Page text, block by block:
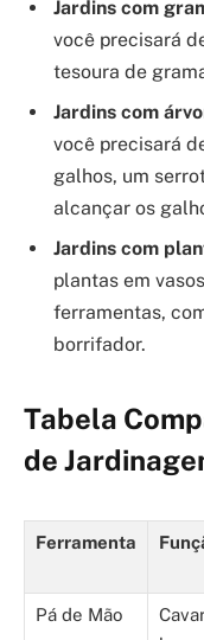
Jardins com
você precisará
tesoura de
Jardins com
você precisará
galhos, um
alcançar os
Jardins com
plantas em
ferramentas,
borrifador.
Tabela
de
Ferramenta
Pá de Mão